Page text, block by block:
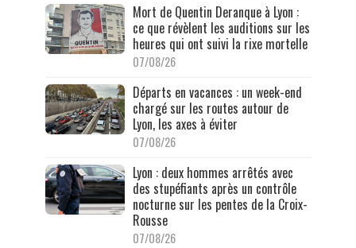
Mort de Quentin Deranque à Lyon :
ce que révèlent les auditions sur les
heures qui ont suivi la rixe mortelle
07/08/26
Départs en vacances : un week-end
chargé sur les routes autour de
Lyon, les axes à éviter
07/08/26
Lyon : deux hommes arrêtés avec
des stupéfiants après un contrôle
nocturne sur les pentes de la Croix-
Rousse
07/08/26